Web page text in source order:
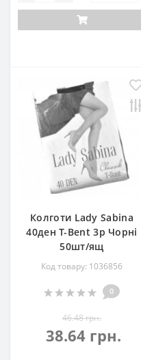
Колготи Lady Sabina
40ден Т-Bent 3р Чорні
50шт/ящ
Код товару: 1036856
0
46.48 грн.
38.64 грн.